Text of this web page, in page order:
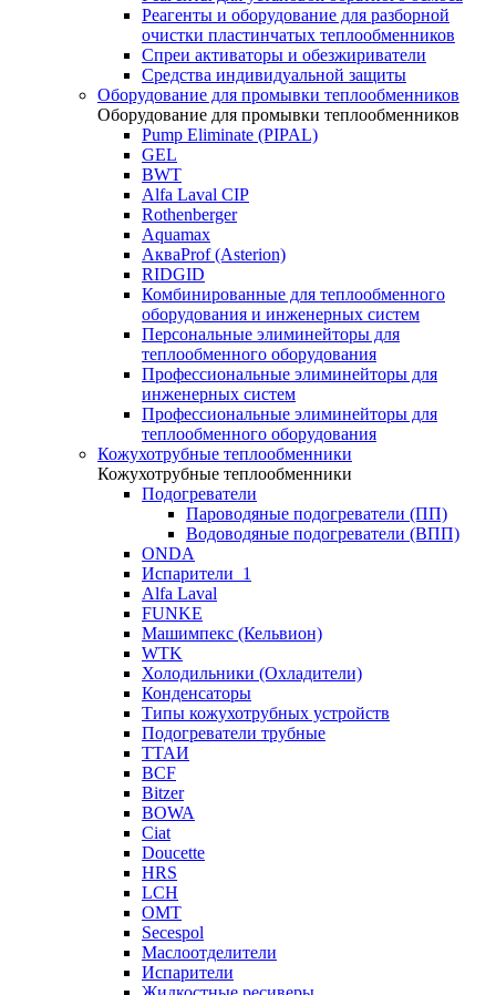
Реагенты и оборудование для разборной
очистки пластинчатых теплообменников
Спреи активаторы и обезжириватели
Средства индивидуальной защиты
Оборудование для промывки теплообменников
Оборудование для промывки теплообменников
Pump Eliminate (PIPAL)
GEL
BWT
Alfa Laval CIP
Rothenberger
Aquamax
АкваProf (Asterion)
RIDGID
Комбинированные для теплообменного
оборудования и инженерных систем
Персональные элиминейторы для
теплообменного оборудования
Профессиональные элиминейторы для
инженерных систем
Профессиональные элиминейторы для
теплообменного оборудования
Кожухотрубные теплообменники
Кожухотрубные теплообменники
Подогреватели
Пароводяные подогреватели (ПП)
Водоводяные подогреватели (ВПП)
ONDA
Испарители_1
Alfa Laval
FUNKE
Машимпекс (Кельвион)
WTK
Холодильники (Охладители)
Конденсаторы
Типы кожухотрубных устройств
Подогреватели трубные
ТТАИ
BCF
Bitzer
BOWA
Ciat
Doucette
HRS
LCH
OMT
Secespol
Маслоотделители
Испарители